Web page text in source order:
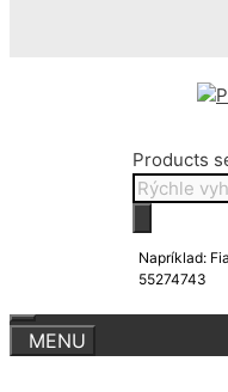
Products
Napríklad:
55274743